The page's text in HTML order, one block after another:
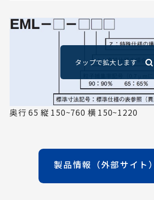
奥行 65 縦 150~760 横 150~1220
製品情報（外部サイト）